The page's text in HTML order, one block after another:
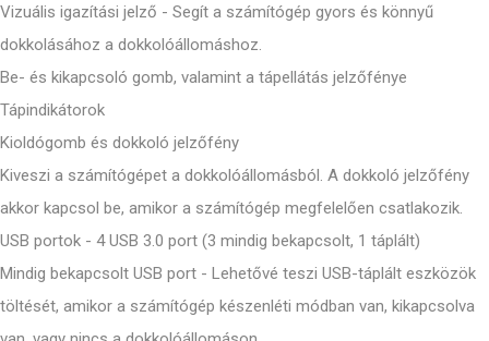
Vizuális igazítási jelző - Segít a számítógép gyors és könnyű
dokkolásához a dokkolóállomáshoz.
Be- és kikapcsoló gomb, valamint a tápellátás jelzőfénye
Tápindikátorok
Kioldógomb és dokkoló jelzőfény
Kiveszi a számítógépet a dokkolóállomásból. A dokkoló jelzőfény
akkor kapcsol be, amikor a számítógép megfelelően csatlakozik.
USB portok - 4 USB 3.0 port (3 mindig bekapcsolt, 1 táplált)
Mindig bekapcsolt USB port - Lehetővé teszi USB-táplált eszközök
töltését, amikor a számítógép készenléti módban van, kikapcsolva